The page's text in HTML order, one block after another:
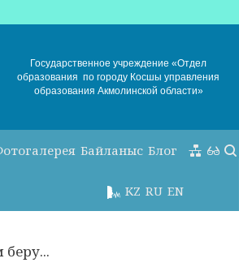
Государственное учреждение «Отдел
образования по городу Косшы управления
образования Акмолинской области»
Байланыс Блог
EN
RU
KZ
беру...